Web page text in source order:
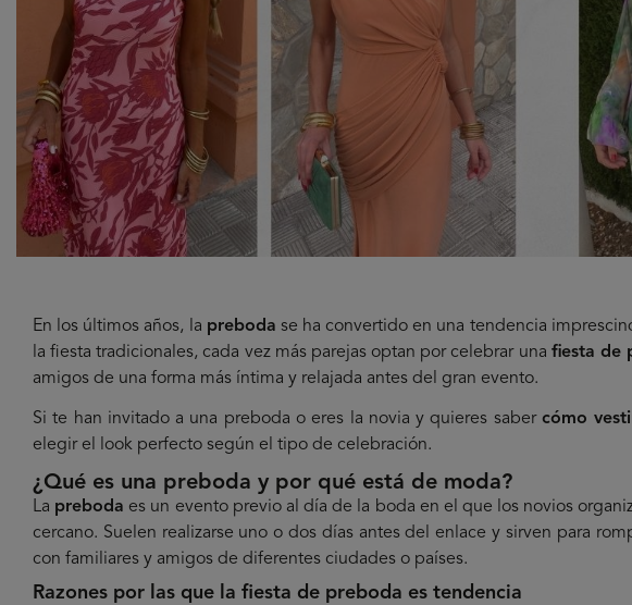
En los últimos años, la preboda se ha convertido en una tendencia
la fiesta tradicionales, cada vez más parejas optan por celebrar una fiesta de
amigos de una forma más íntima y relajada antes del gran evento.
Si te han invitado a una preboda o eres la novia y quieres saber cómo
elegir el look perfecto según el tipo de celebración.
¿Qué es una preboda y por qué está de moda?
La preboda es un evento previo al día de la boda en el que los novios
cercano. Suelen realizarse uno o dos días antes del enlace y sirven para
con familiares y amigos de diferentes ciudades o países.
Razones por las que la fiesta de preboda es tendencia